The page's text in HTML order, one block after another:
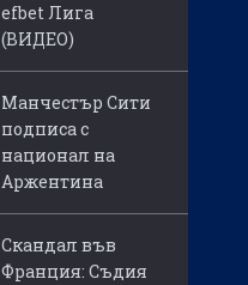
efbet Лига
(ВИДЕО)
Манчестър Сити
подписа с
национал на
Аржентина
Скандал във
Франция: Съдия